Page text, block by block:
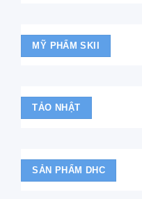
MỸ PHẨM SKII
TẢO NHẬT
SẢN PHẨM DHC